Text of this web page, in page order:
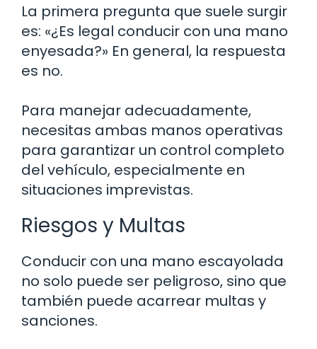
La primera pregunta que suele surgir
es: «¿Es legal conducir con una mano
enyesada?» En general, la respuesta
es no.
Para manejar adecuadamente,
necesitas ambas manos operativas
para garantizar un control completo
del vehículo, especialmente en
situaciones imprevistas.
Riesgos y Multas
Conducir con una mano escayolada
no solo puede ser peligroso, sino que
también puede acarrear multas y
sanciones.